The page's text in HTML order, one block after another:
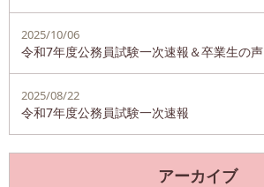
2025/10/06
令和7年度公務員試験一次速報＆卒業生の声
2025/08/22
令和7年度公務員試験一次速報
アーカイブ